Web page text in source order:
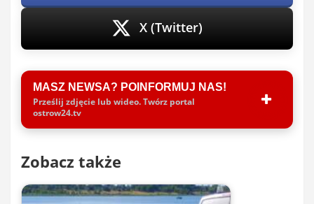
X (Twitter)
MASZ NEWSA? POINFORMUJ NAS!
Prześlij zdjęcie lub wideo. Twórz portal
ostrow24.tv
Zobacz także